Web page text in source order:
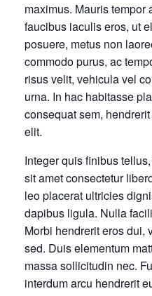
maximus. Mauris tempor
faucibus iaculis eros, ut
posuere, metus non
commodo purus, ac
risus velit, vehicula vel
urna. In hac habitasse
consequat sem,
elit.
Integer quis finibus
sit amet consectetur
leo placerat ultricies
dapibus ligula. Nulla
Morbi hendrerit eros dui,
sed. Duis elementum
massa sollicitudin nec.
interdum arcu hendrerit